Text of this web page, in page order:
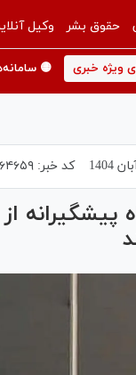
حقوق بشر وکیل
ویژه خبری 🟡
کد خبر:
پیشگیرانه